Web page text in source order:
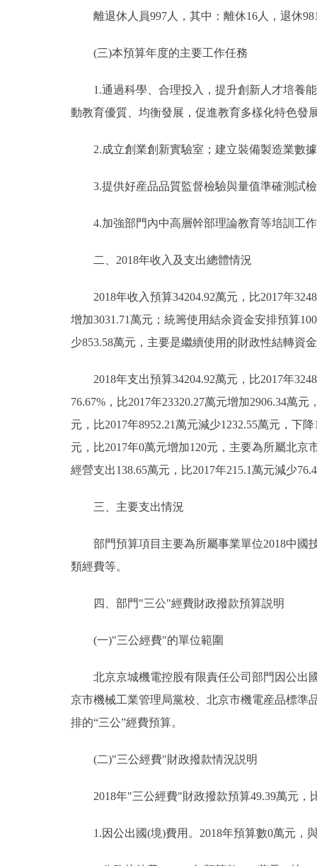
離退休人員997人，其中：離休16人，退休
(三)本預算年度的主要工作任務
1.通過科學、合理投入，提升創新人才培養能
動教育優質、均衡發展，促進教育多樣化特色發
2.成立創業創新實驗室；建立裝備製造業數據
3.提供好産品品質監督檢驗與量值準確測試檢
4.加強部門內中高層幹部理論教育等培訓工作
二、2018年收入及支出總體情況
2018年收入預算34204.92萬元，比2017年
增加3031.71萬元；統籌使用結余資金安排預算
少853.58萬元，主要是繼續使用的財政性結轉資
2018年支出預算34204.92萬元，比2017年
76.67%，比2017年23320.27萬元增加2906.34萬
元，比2017年8952.21萬元減少1232.55萬元，下
元，比2017年0萬元增加120元，主要為所屬北
經營支出138.65萬元，比2017年215.1萬元減少
三、主要支出情況
部門預算項目主要為所屬事業單位2018中國
類經費等。
四、部門"三公"經費財政撥款預算説明
(一)"三公經費"的單位範圍
北京京城機電控股有限責任公司部門因公出國
京市機械工業管理局黨校、北京市機電産品標準
排的“三公”經費預算。
(二)"三公經費"財政撥款情況説明
2018年"三公經費"財政撥款預算49.39萬元，
1.因公出國(境)費用。2018年預算數0萬元，